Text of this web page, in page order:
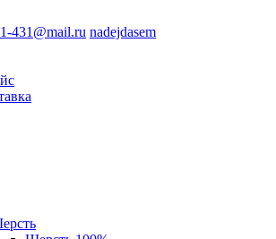
431@mail.ru nadejdasem